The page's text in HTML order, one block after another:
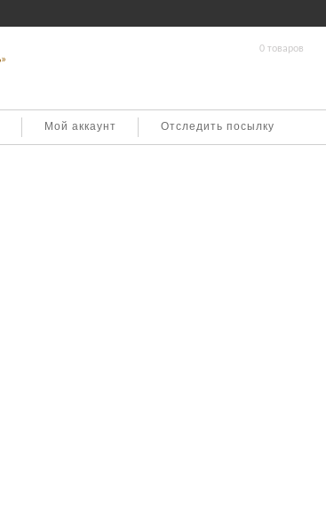
0 товаров
Мой аккаунт Отследить посылку